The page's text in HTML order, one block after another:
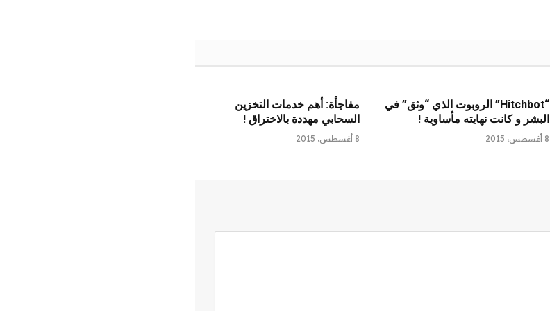
“Hitchbot” الروبوت الذي “وثق” في
البشر و كانت نهايته مأساوية !
8 أغسطس، 2015
مفاجأة: أهم خدمات التخزين
السحابي مهددة بالاختراق !
8 أغسطس، 2015